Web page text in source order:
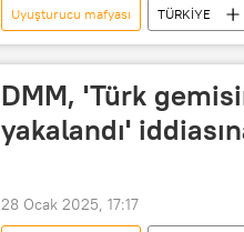
Uyuşturucu mafyası TÜRKİYE
Türk Mafyası
DMM, 'Türk
yakalandı'
28 Ocak 2025, 17:17